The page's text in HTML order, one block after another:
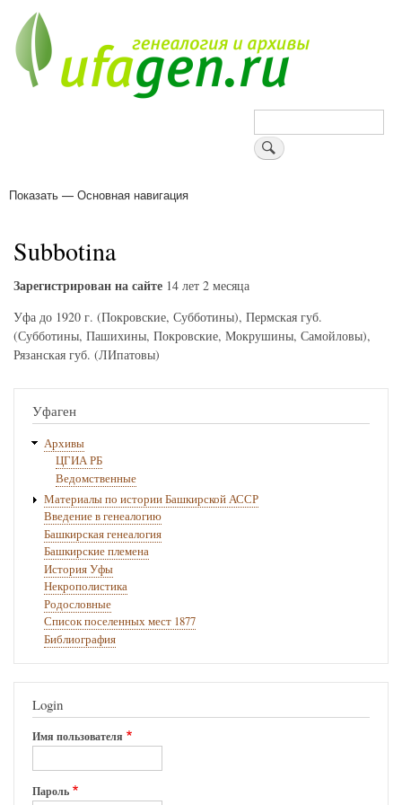
основному
содержанию
Поиск
Основная
Показать — Основная навигация
Subbotina
Зарегистрирован на сайте 14 лет 2 месяца
Уфа до 1920 г. (Покровские, Субботины), Пермская губ.
(Субботины, Пашихины, Покровские, Мокрушины, Самойловы),
Рязанская губ. (ЛИпатовы)
Уфаген
Архивы
ЦГИА РБ
Ведомственные
Материалы по истории Башкирской АССР
Введение в генеалогию
Башкирская генеалогия
Башкирские племена
История Уфы
Некрополистика
Родословные
Список поселенных мест 1877
Библиография
Login
Имя пользователя
Пароль